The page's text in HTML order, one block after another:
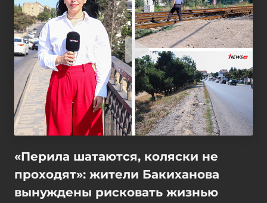
«Перила шатаются, коляски не
проходят»: жители Бакиханова
вынуждены рисковать жизнью